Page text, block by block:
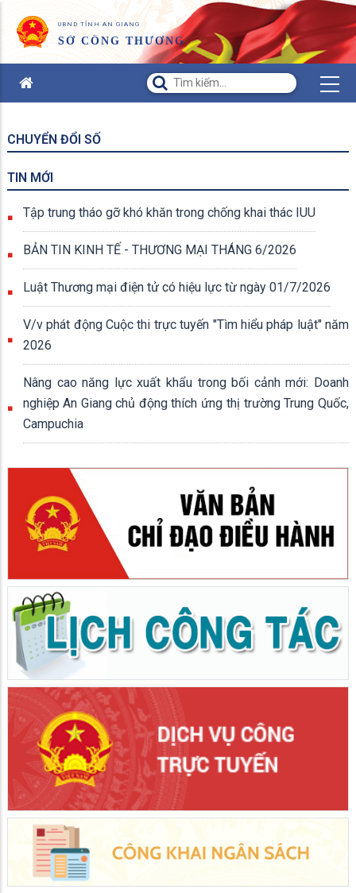
UBND TỈNH AN GIANG
SỞ CÔNG THƯƠNG
CHUYỂN ĐỔI SỐ
TIN MỚI
Tập trung tháo gỡ khó khăn trong chống khai thác IUU
BẢN TIN KINH TẾ - THƯƠNG MẠI THÁNG 6/2026
Luật Thương mại điện tử có hiệu lực từ ngày 01/7/2026
V/v phát động Cuộc thi trực tuyến "Tìm hiểu pháp luật" năm
2026
Nâng cao năng lực xuất khẩu trong bối cảnh mới: Doanh
nghiệp An Giang chủ động thích ứng thị trường Trung Quốc,
Campuchia